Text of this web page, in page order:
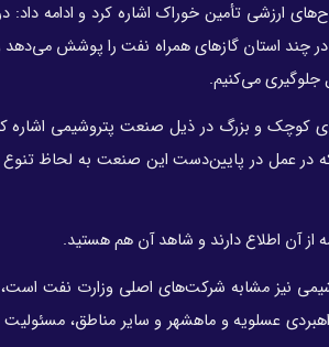
ارزشی تأمین خوراک اشاره کرد و ادامه داد:
در چند استان گازهای همراه نفت را پوشش می‌دهد
می‌کنیم.
کوچک و بزرگ در ذیل صنعت پتروشیمی اشاره
تولید می‌شود که در عمل در پایین‌دست این صنعت به لحاظ
آن اطلاع دارند و شاهد آن هم هستید.
نیز مشابه شرکت‌های اصلی وزارت نفت است،
عسلویه و ماهشهر و سایر مناطق، مسئولیت